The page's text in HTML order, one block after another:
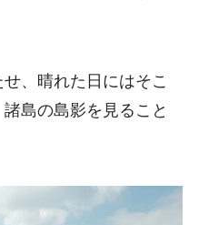
、晴れた日にはそこ
島の島影を見ること